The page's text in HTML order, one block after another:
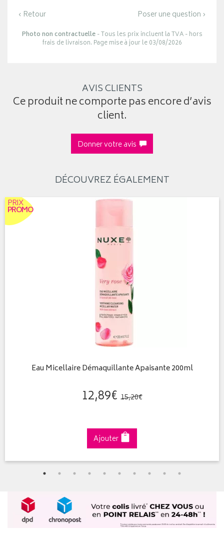
‹ Retour Poser une question ›
Photo non contractuelle- Tous les prix incluent la TVA - hors
frais de livraison. Page mise à jour le 03/08/2026
AVIS CLIENTS
Ce produit ne comporte pas encore d’avis
client.
Donner votre avis
DÉCOUVREZ ÉGALEMENT
PRIX
PROMO
Eau Micellaire Démaquillante Apaisante 200ml
12,89€ 15,20€
Ajouter